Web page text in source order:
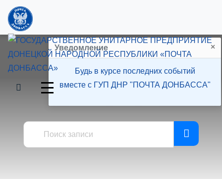
Пресс-центр
Уведомление ×
Будь в курсе последних событий
вместе с ГУП ДНР "ПОЧТА ДОНБАССА"